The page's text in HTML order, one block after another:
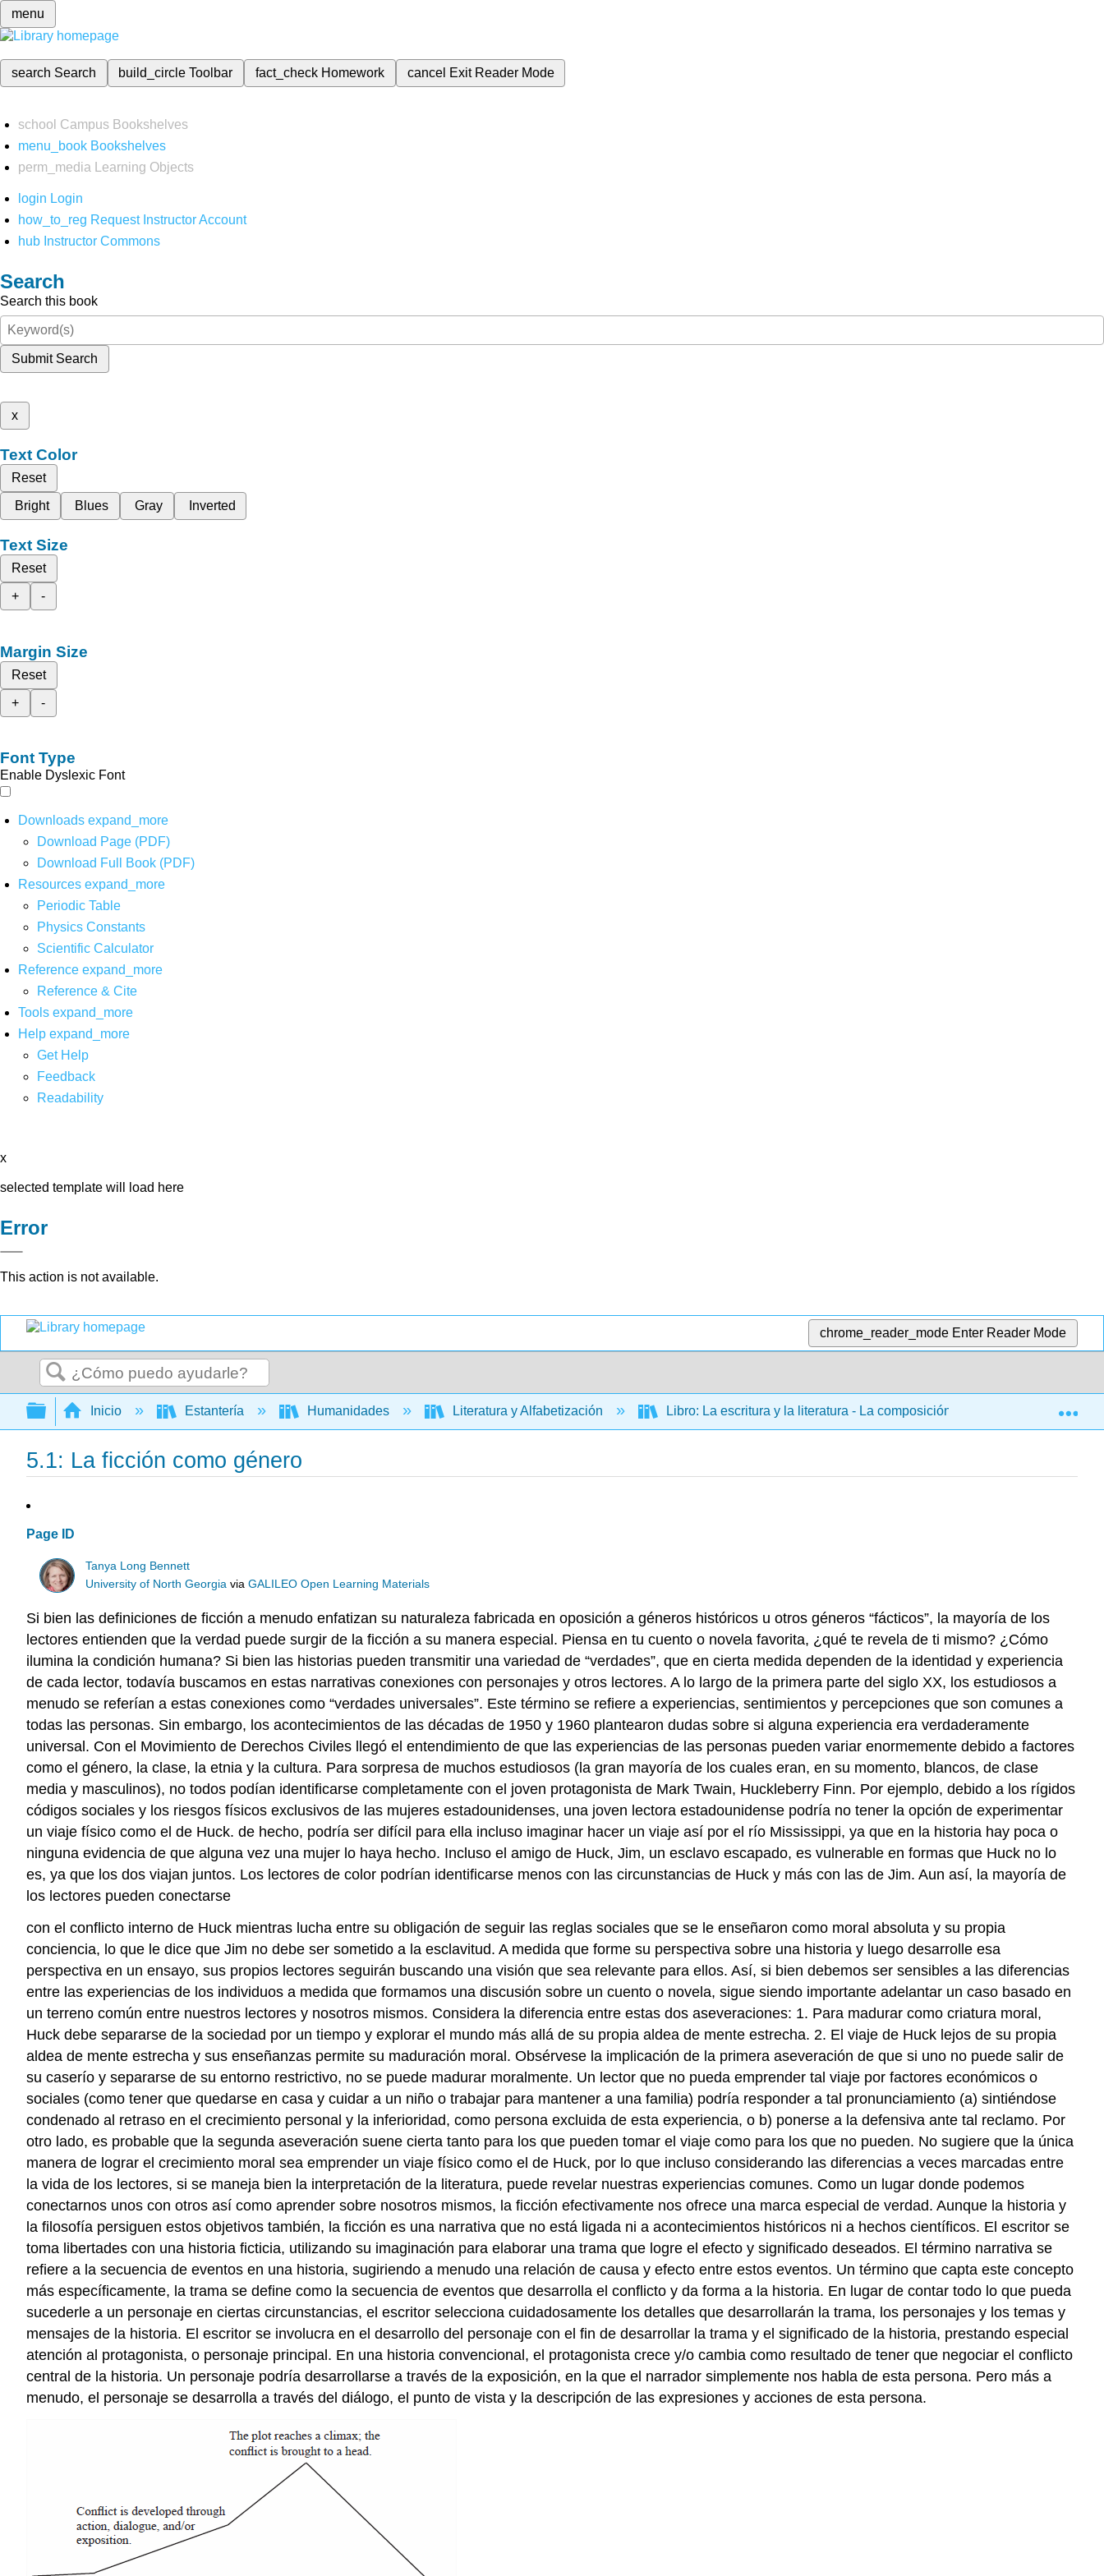
menu
search Search build_circleToolbar fact_check Homework cancel Exit Reader Mode
school Campus Bookshelves
menu_book Bookshelves
perm_media
Learning Objects
login Login
how_to_reg Request Instructor Account
hub Instructor Commons
Search
Search this book
Submit Search
x
Text Color
Reset
Bright
Blues Gray Inverted
Text Size
Reset
+
-
Margin Size
Reset
+
-
Font Type
Enable Dyslexic Font
Downloads expand_more
Download Page (PDF)
Download Full Book (PDF)
Resources expand_more
Periodic Table
Physics Constants
Scientific Calculator
Reference expand_more
Reference & Cite
Tools expand_more
Help expand_more
Get Help
Feedback
Readability
x
selected template will load here
Error
This action is not available.
chrome_reader_mode Enter Reader Mode
Buscar
Expandir/contraer jerarquía global
Inicio Estantería Humanidades Literatura y Alfabetización Libro: La escritura y la literatura - La composición como indagación,
5.1: La ficción como género
Page ID
Tanya Long Bennett
University of North Georgia viaGALILEO Open Learning Materials
Si bien las definiciones de ficción a menudo enfatizan su naturaleza fabricada en oposición a géneros históricos u otros géneros “fácticos”, la mayoría de los
lectores entienden que la verdad puede surgir de la ficción a su manera especial. Piensa en tu cuento o novela favorita, ¿qué te revela de ti mismo? ¿Cómo
ilumina la condición humana? Si bien las historias pueden transmitir una variedad de “verdades”, que en cierta medida dependen de la identidad y experiencia
de cada lector, todavía buscamos en estas narrativas conexiones con personajes y otros lectores. A lo largo de la primera parte del siglo XX, los estudiosos a
menudo se referían a estas conexiones como “verdades universales”. Este término se refiere a experiencias, sentimientos y percepciones que son comunes a
todas las personas. Sin embargo, los acontecimientos de las décadas de 1950 y 1960 plantearon dudas sobre si alguna experiencia era verdaderamente
universal. Con el Movimiento de Derechos Civiles llegó el entendimiento de que las experiencias de las personas pueden variar enormemente debido a factores
como el género, la clase, la etnia y la cultura. Para sorpresa de muchos estudiosos (la gran mayoría de los cuales eran, en su momento, blancos, de clase
media y masculinos), no todos podían identificarse completamente con el joven protagonista de Mark Twain, Huckleberry Finn. Por ejemplo, debido a los rígidos
códigos sociales y los riesgos físicos exclusivos de las mujeres estadounidenses, una joven lectora estadounidense podría no tener la opción de experimentar
un viaje físico como el de Huck. de hecho, podría ser difícil para ella incluso imaginar hacer un viaje así por el río Mississippi, ya que en la historia hay poca o
ninguna evidencia de que alguna vez una mujer lo haya hecho. Incluso el amigo de Huck, Jim, un esclavo escapado, es vulnerable en formas que Huck no lo
es, ya que los dos viajan juntos. Los lectores de color podrían identificarse menos con las circunstancias de Huck y más con las de Jim. Aun así, la mayoría de
los lectores pueden conectarse
con el conflicto interno de Huck mientras lucha entre su obligación de seguir las reglas sociales que se le enseñaron como moral absoluta y su propia
conciencia, lo que le dice que Jim no debe ser sometido a la esclavitud. A medida que forme su perspectiva sobre una historia y luego desarrolle esa
perspectiva en un ensayo, sus propios lectores seguirán buscando una visión que sea relevante para ellos. Así, si bien debemos ser sensibles a las diferencias
entre las experiencias de los individuos a medida que formamos una discusión sobre un cuento o novela, sigue siendo importante adelantar un caso basado en
un terreno común entre nuestros lectores y nosotros mismos. Considera la diferencia entre estas dos aseveraciones: 1. Para madurar como criatura moral,
Huck debe separarse de la sociedad por un tiempo y explorar el mundo más allá de su propia aldea de mente estrecha. 2. El viaje de Huck lejos de su propia
aldea de mente estrecha y sus enseñanzas permite su maduración moral. Obsérvese la implicación de la primera aseveración de que si uno no puede salir de
su caserío y separarse de su entorno restrictivo, no se puede madurar moralmente. Un lector que no pueda emprender tal viaje por factores económicos o
sociales (como tener que quedarse en casa y cuidar a un niño o trabajar para mantener a una familia) podría responder a tal pronunciamiento (a) sintiéndose
condenado al retraso en el crecimiento personal y la inferioridad, como persona excluida de esta experiencia, o b) ponerse a la defensiva ante tal reclamo. Por
otro lado, es probable que la segunda aseveración suene cierta tanto para los que pueden tomar el viaje como para los que no pueden. No sugiere que la única
manera de lograr el crecimiento moral sea emprender un viaje físico como el de Huck, por lo que incluso considerando las diferencias a veces marcadas entre
la vida de los lectores, si se maneja bien la interpretación de la literatura, puede revelar nuestras experiencias comunes. Como un lugar donde podemos
conectarnos unos con otros así como aprender sobre nosotros mismos, la ficción efectivamente nos ofrece una marca especial de verdad. Aunque la historia y
la filosofía persiguen estos objetivos también, la ficción es una narrativa que no está ligada ni a acontecimientos históricos ni a hechos científicos. El escritor se
toma libertades con una historia ficticia, utilizando su imaginación para elaborar una trama que logre el efecto y significado deseados. El término narrativa se
refiere a la secuencia de eventos en una historia, sugiriendo a menudo una relación de causa y efecto entre estos eventos. Un término que capta este concepto
más específicamente, la trama se define como la secuencia de eventos que desarrolla el conflicto y da forma a la historia. En lugar de contar todo lo que pueda
sucederle a un personaje en ciertas circunstancias, el escritor selecciona cuidadosamente los detalles que desarrollarán la trama, los personajes y los temas y
mensajes de la historia. El escritor se involucra en el desarrollo del personaje con el fin de desarrollar la trama y el significado de la historia, prestando especial
atención al protagonista, o personaje principal. En una historia convencional, el protagonista crece y/o cambia como resultado de tener que negociar el conflicto
central de la historia. Un personaje podría desarrollarse a través de la exposición, en la que el narrador simplemente nos habla de esta persona. Pero más a
menudo, el personaje se desarrolla a través del diálogo, el punto de vista y la descripción de las expresiones y acciones de esta persona.